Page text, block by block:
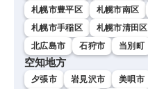
札幌市豊平区
札幌市南区
札幌市手稲区
札幌市清田区
北広島市
石狩市 当別町
空知地方
夕張市 岩見沢市 美唄市